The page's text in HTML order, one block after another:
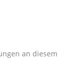
an diesem